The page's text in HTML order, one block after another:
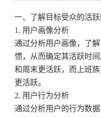
一、了解目标受众的活跃
1. 用户画像分析
通过分析用户画像，了
惯，从而确定其活跃时
和周末更活跃，而上班
更活跃。
2. 用户行为分析
通过分析用户的行为数